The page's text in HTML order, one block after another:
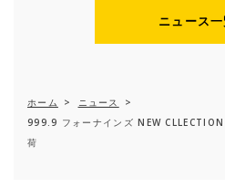
ニュース
ホーム > ニュース
>
999.9 フォーナインズ NEW
荷